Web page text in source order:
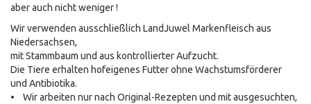
aber auch nicht weniger !
Wir verwenden ausschließlich LandJuwel Markenfleisch aus
Niedersachsen,
mit Stammbaum und aus kontrollierter Aufzucht.
Die Tiere erhalten hofeigenes Futter ohne Wachstumsförderer
und Antibiotika.
• Wir arbeiten nur nach Original-Rezepten und mit ausgesuchten,